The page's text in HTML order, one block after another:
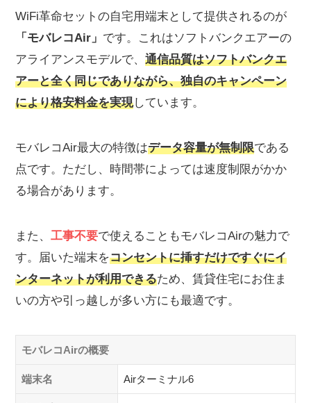
WiFi革命セットの自宅用端末として提供されるのが
「モバレコAir」 です。これはソフトバンクエアーの
アライアンスモデルで、 通信品質はソフトバンクエ
アーと全く同じでありながら、独自のキャンペーン
により格安料金を実現しています。
モバレコAir最大の特徴はデータ容量が無制限である
点です。ただし、時間帯によっては速度制限がかか
る場合があります。
また、 工事不要で使えることもモバレコAirの魅力で
す。届いた端末をコンセントに挿すだけですぐにイ
ンターネットが利用できるため、賃貸住宅にお住ま
いの方や引っ越しが多い方にも最適です。
モバレコAirの概要
端末名 Airターミナル6